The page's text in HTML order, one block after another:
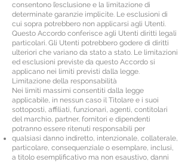
consentono l’esclusione e la limitazione di
determinate garanzie implicite. Le esclusioni di
cui sopra potrebbero non applicarsi agli Utenti.
Questo Accordo conferisce agli Utenti diritti legali
particolari. Gli Utenti potrebbero godere di diritti
ulteriori che variano da stato a stato. Le limitazioni
ed esclusioni previste da questo Accordo si
applicano nei limiti previsti dalla legge.
Limitazione della responsabilità
Nei limiti massimi consentiti dalla legge
applicabile, in nessun caso il Titolare e i suoi
sottoposti, affiliati, funzionari, agenti, contitolari
del marchio, partner, fornitori e dipendenti
potranno essere ritenuti responsabili per
qualsiasi danno indiretto, intenzionale, collaterale,
particolare, consequenziale o esemplare, inclusi,
a titolo esemplificativo ma non esaustivo, danni